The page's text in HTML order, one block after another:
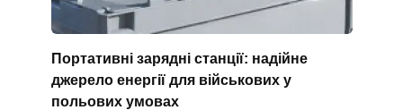
Портативні зарядні станції: надійне
джерело енергії для військових у
польових умовах